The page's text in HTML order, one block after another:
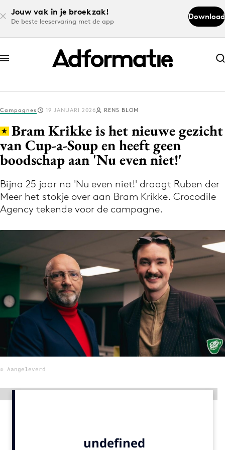
Jouw vak in je broekzak!
De beste leeservaring met de app
Download
Abonneer nu
Abonneer nu
Log in
Download de app
Volg het laatste nieuws via de Adformatie
Nieuws app
Menu
Home
9 sept: GenAI-training
12 nov: MarketingLive!
Adverteren
Events
Vacatures
Academy
Campagnes 19 JANUARI 2026 RENS BLOM
Bram Krikke is het nieuwe gezicht
van Cup-a-Soup en heeft geen
boodschap aan 'Nu even niet!'
Bijna 25 jaar na 'Nu even niet!' draagt Ruben der
Meer het stokje over aan Bram Krikke. Crocodile
Agency tekende voor de campagne.
© Aangeleverd